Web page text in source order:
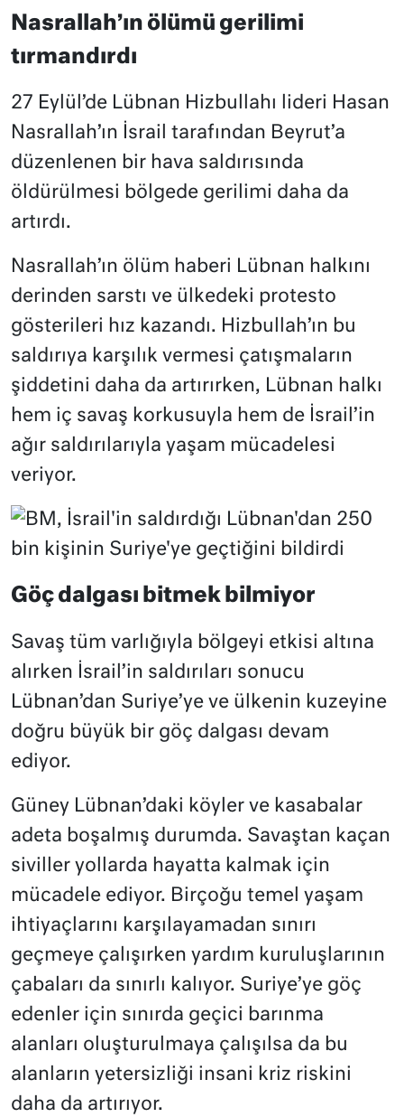
Nasrallah’ın ölümü gerilimi
tırmandırdı
27 Eylül’de Lübnan Hizbullahı lideri Hasan
Nasrallah’ın İsrail tarafından Beyrut’a
düzenlenen bir hava saldırısında
öldürülmesi bölgede gerilimi daha da
artırdı.
Nasrallah’ın ölüm haberi Lübnan halkını
derinden sarstı ve ülkedeki protesto
gösterileri hız kazandı. Hizbullah’ın bu
saldırıya karşılık vermesi çatışmaların
şiddetini daha da artırırken, Lübnan halkı
hem iç savaş korkusuyla hem de İsrail’in
ağır saldırılarıyla yaşam mücadelesi
veriyor.
Göç dalgası bitmek bilmiyor
Savaş tüm varlığıyla bölgeyi etkisi altına
alırken İsrail’in saldırıları sonucu
Lübnan’dan Suriye’ye ve ülkenin kuzeyine
doğru büyük bir göç dalgası devam
ediyor.
Güney Lübnan’daki köyler ve kasabalar
adeta boşalmış durumda. Savaştan kaçan
siviller yollarda hayatta kalmak için
mücadele ediyor. Birçoğu temel yaşam
ihtiyaçlarını karşılayamadan sınırı
geçmeye çalışırken yardım kuruluşlarının
çabaları da sınırlı kalıyor. Suriye’ye göç
edenler için sınırda geçici barınma
alanları oluşturulmaya çalışılsa da bu
alanların yetersizliği insani kriz riskini
daha da artırıyor.